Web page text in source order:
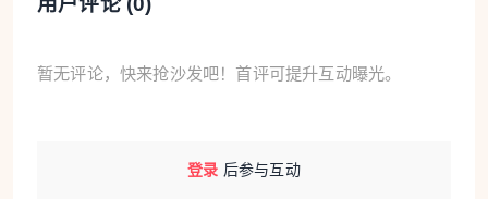
暂无评论，快来抢沙发吧！首评可提升互动曝光。
登录 后参与互动